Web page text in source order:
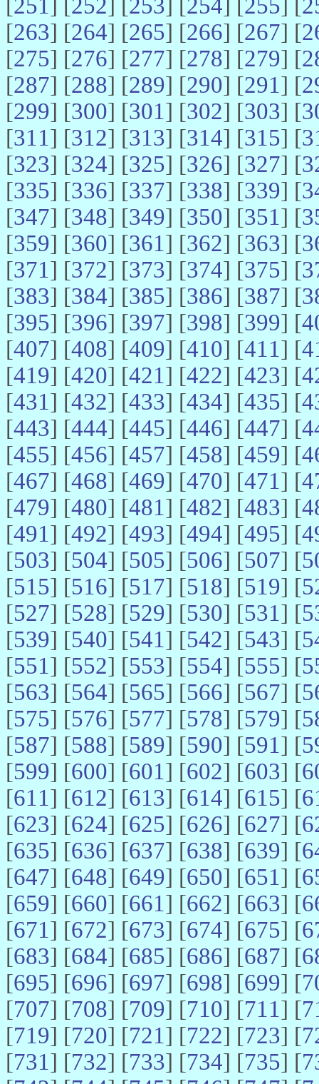
[251] [252] [253] [254] [255] [
[263] [264] [265] [266] [267] [
[275] [276] [277] [278] [279] [
[287] [288] [289] [290] [291] [
[299] [300] [301] [302] [303] [
[311] [312] [313] [314] [315] [
[323] [324] [325] [326] [327] [
[335] [336] [337] [338] [339] [
[347] [348] [349] [350] [351] [
[359] [360] [361] [362] [363] [
[371] [372] [373] [374] [375] [
[383] [384] [385] [386] [387] [
[395] [396] [397] [398] [399] [
[407] [408] [409] [410] [411] [
[419] [420] [421] [422] [423] [
[431] [432] [433] [434] [435] [
[443] [444] [445] [446] [447] [
[455] [456] [457] [458] [459] [
[467] [468] [469] [470] [471] [
[479] [480] [481] [482] [483] [
[491] [492] [493] [494] [495] [
[503] [504] [505] [506] [507] [
[515] [516] [517] [518] [519] [
[527] [528] [529] [530] [531] [
[539] [540] [541] [542] [543] [
[551] [552] [553] [554] [555] [
[563] [564] [565] [566] [567] [
[575] [576] [577] [578] [579] [
[587] [588] [589] [590] [591] [
[599] [600] [601] [602] [603] [
[611] [612] [613] [614] [615] [
[623] [624] [625] [626] [627] [
[635] [636] [637] [638] [639] [
[647] [648] [649] [650] [651] [
[659] [660] [661] [662] [663] [
[671] [672] [673] [674] [675] [
[683] [684] [685] [686] [687] [
[695] [696] [697] [698] [699] [
[707] [708] [709] [710] [711] [
[719] [720] [721] [722] [723] [
[731] [732] [733] [734] [735] [